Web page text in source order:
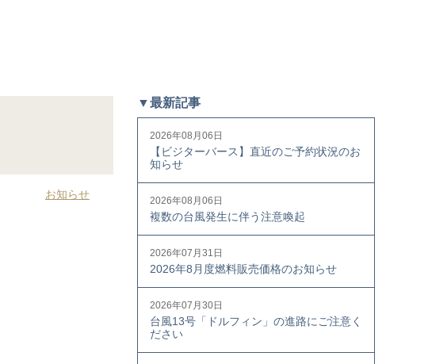
お知らせ
▼最新記事
2026年08月06日
【ビジターバース】直近のご予約状況のお
知らせ
2026年08月06日
複数の台風発生に伴う注意喚起
2026年07月31日
2026年8月度燃料販売価格のお知らせ
2026年07月30日
台風13号「ドルフィン」の進路にご注意く
ださい